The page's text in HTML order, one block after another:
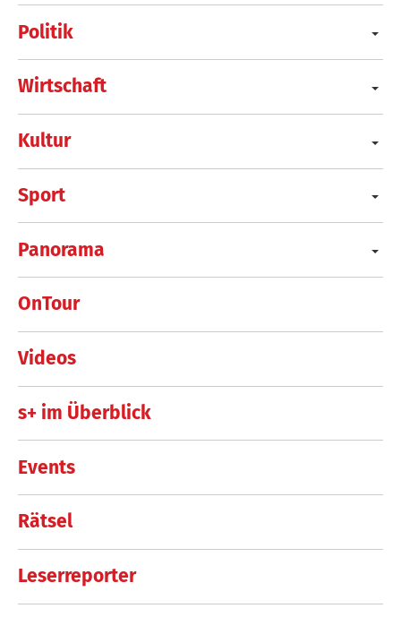
Politik
Wirtschaft
Kultur
Sport
Panorama
OnTour
Videos
s+ im Überblick
Events
Rätsel
Leserreporter